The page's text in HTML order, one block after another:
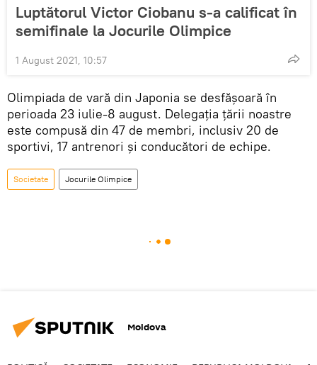
Luptătorul Victor Ciobanu s-a calificat în
semifinale la Jocurile Olimpice
1 August 2021, 10:57
Olimpiada de vară din Japonia se desfășoară în
perioada 23 iulie-8 august. Delegația țării noastre
este compusă din 47 de membri, inclusiv 20 de
sportivi, 17 antrenori și conducători de echipe.
Societate Jocurile Olimpice
Moldova